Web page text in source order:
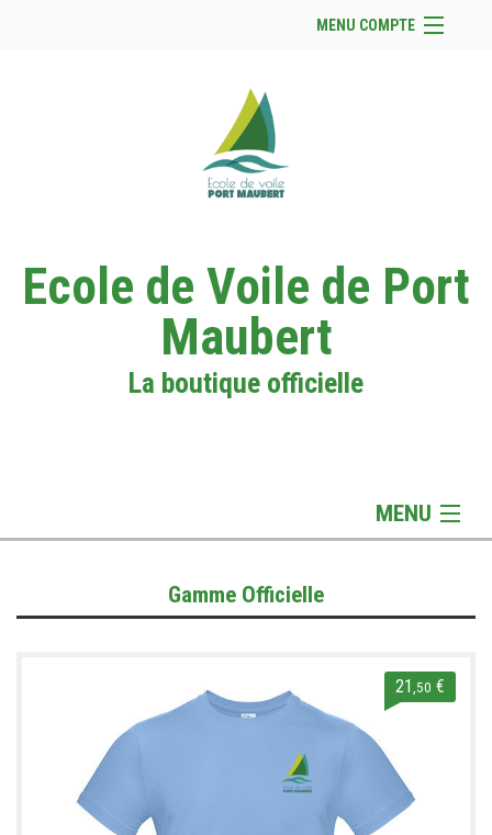
MENU COMPTE
Site Web du club
Facebook
Se connecter
Panier (vide
Ecole de Voile de Port
Maubert
La boutique officielle
MENU
Gamme Textile
Gamme Officielle
21 ,50 €